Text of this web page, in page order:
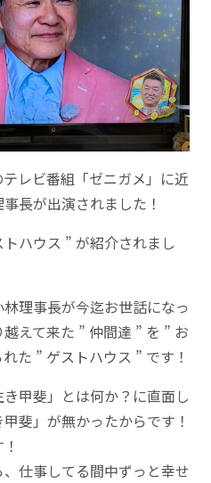
レビ番組「ゼニガメ」に近
長が出演されました！
ハウス ” が紹介されまし
理事長が今迄お世話になっ
えて来た ” 仲間達 ” を ” お
た ” ゲストハウス ” です！
甲斐」とは何か？に直面し
斐」が無かったからです！
、仕事してる間中ずっと幸せ